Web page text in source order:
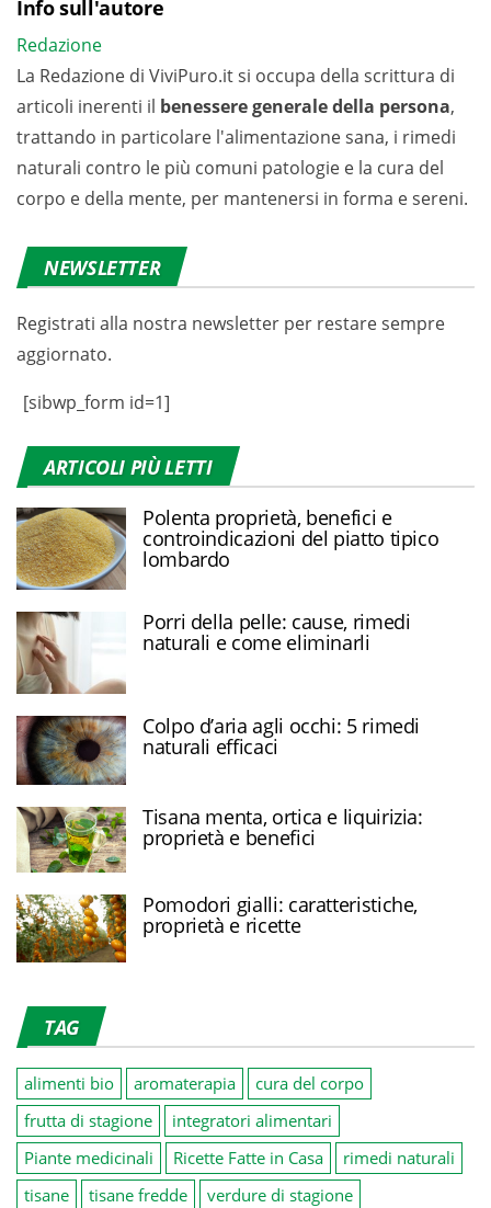
Info sull'autore
Redazione
La Redazione di ViviPuro.it si occupa della scrittura di
articoli inerenti il benessere generale della persona,
trattando in particolare l'alimentazione sana, i rimedi
naturali contro le più comuni patologie e la cura del
corpo e della mente, per mantenersi in forma e sereni.
NEWSLETTER
Registrati alla nostra newsletter per restare sempre
aggiornato.
[sibwp_form id=1]
ARTICOLI PIÙ LETTI
Polenta proprietà, benefici e
controindicazioni del piatto tipico
lombardo
Porri della pelle: cause, rimedi
naturali e come eliminarli
Colpo d’aria agli occhi: 5 rimedi
naturali efficaci
Tisana menta, ortica e liquirizia:
proprietà e benefici
Pomodori gialli: caratteristiche,
proprietà e ricette
TAG
alimenti bio aromaterapia
cura del corpo
frutta di stagione
integratori alimentari
Piante medicinali
Ricette Fatte in Casa
rimedi naturali
tisane
tisane fredde verdure di stagione